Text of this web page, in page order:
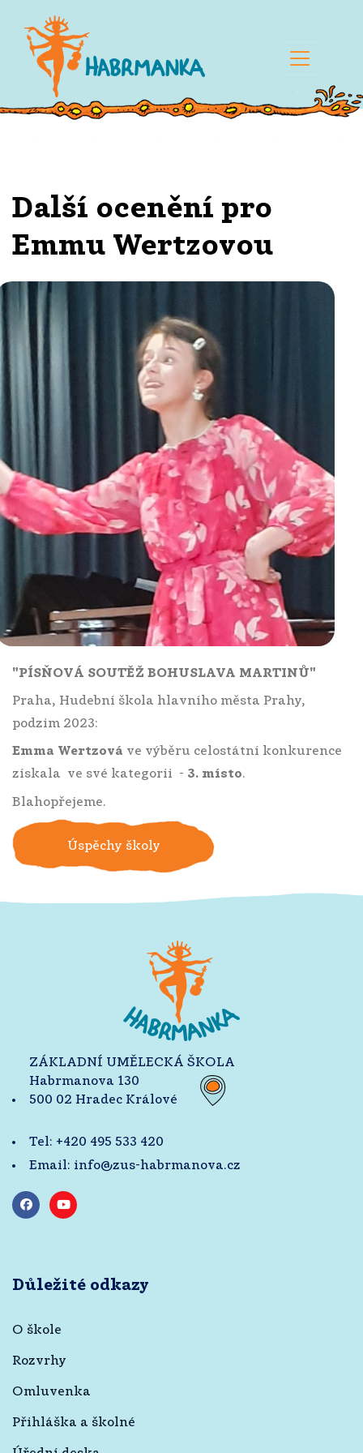
Další ocenění pro
Emmu Wertzovou
"PÍSŇOVÁ SOUTĚŽ BOHUSLAVA MARTINŮ"
Praha, Hudební škola hlavního města Prahy,
podzim 2023:
Emma Wertzová ve výběru celostátní konkurence
získala ve své kategorii - 3. místo.
Blahopřejeme.
Úspěchy školy
ZÁKLADNÍ UMĚLECKÁ ŠKOLA
Habrmanova 130
500 02 Hradec Králové
Tel: +420 495 533 420
Email: info@zus-habrmanova.cz
Důležité odkazy
O škole
Rozvrhy
Omluvenka
Přihláška a školné